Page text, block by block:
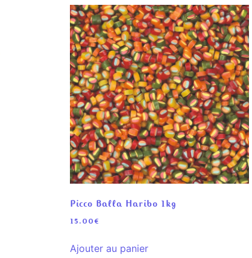
Picco Balla Haribo 1kg
15.00€
Ajouter au panier